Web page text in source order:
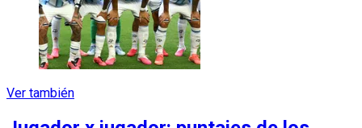
Ver también